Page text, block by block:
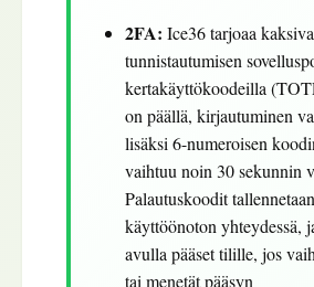
2FA: Ice36 tarjoaa
tunnistautumisen
kertakäyttökoodeilla
on päällä, kirjautuminen
lisäksi 6-numeroisen
vaihtuu noin 30 sekunnin
Palautuskoodit tallennetaan
käyttöönoton yhteydessä,
avulla pääset tilille, jos
tai menetät pääsyn